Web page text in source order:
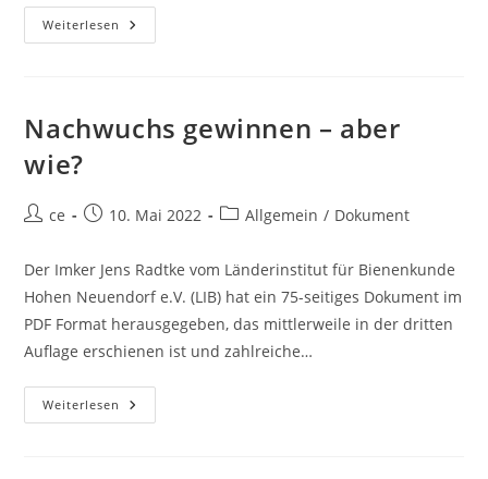
Weiterlesen Besamungskurs
An
Nachwuchs gewinnen – aber
wie?
Beitrags-
ce
Beitrag10. Mai 2022
Beitrags-
Allgemein / Dokument
Der Imker Jens Radtke vom Länderinstitut für Bienenkunde
Hohen Neuendorf e.V. (LIB) hat ein 75-seitiges Dokument im
PDF Format herausgegeben, das mittlerweile in der dritten
Auflage erschienen ist und zahlreiche…
Weiterlesen Nachwuchs
Gewinnen